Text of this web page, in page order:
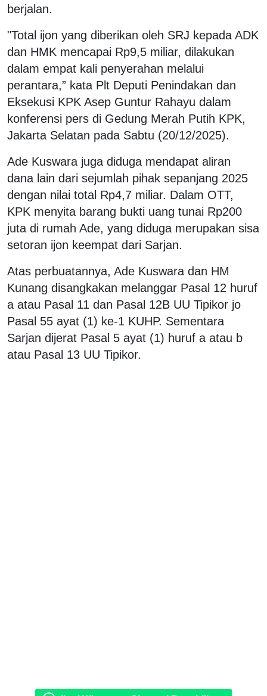
berjalan.
"Total ijon yang diberikan oleh SRJ kepada ADK
dan HMK mencapai Rp9,5 miliar, dilakukan
dalam empat kali penyerahan melalui
perantara,” kata Plt Deputi Penindakan dan
Eksekusi KPK Asep Guntur Rahayu dalam
konferensi pers di Gedung Merah Putih KPK,
Jakarta Selatan pada Sabtu (20/12/2025).
Ade Kuswara juga diduga mendapat aliran
dana lain dari sejumlah pihak sepanjang 2025
dengan nilai total Rp4,7 miliar. Dalam OTT,
KPK menyita barang bukti uang tunai Rp200
juta di rumah Ade, yang diduga merupakan sisa
setoran ijon keempat dari Sarjan.
Atas perbuatannya, Ade Kuswara dan HM
Kunang disangkakan melanggar Pasal 12 huruf
a atau Pasal 11 dan Pasal 12B UU Tipikor jo
Pasal 55 ayat (1) ke-1 KUHP. Sementara
Sarjan dijerat Pasal 5 ayat (1) huruf a atau b
atau Pasal 13 UU Tipikor.